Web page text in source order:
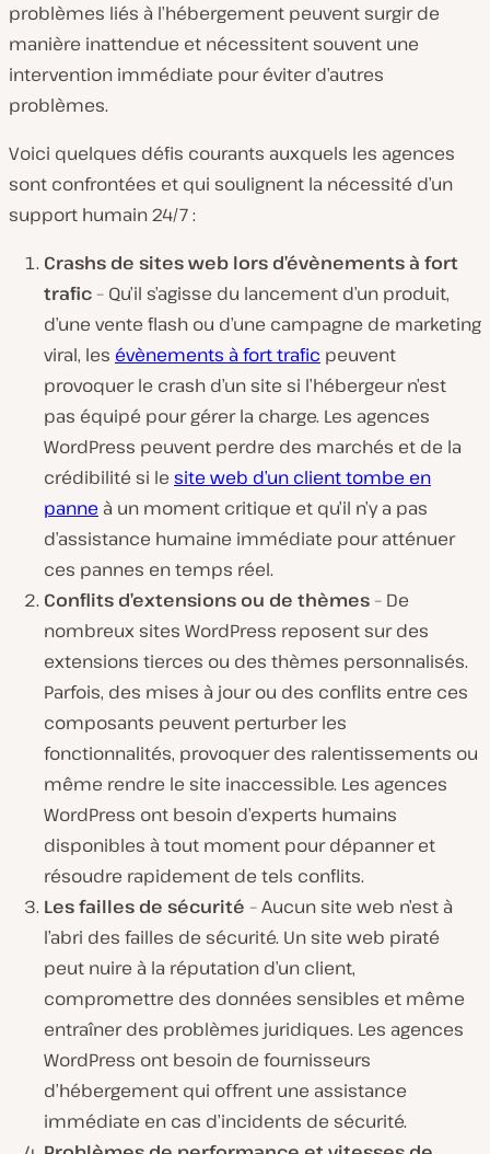
problèmes liés à l’hébergement peuvent surgir de
manière inattendue et nécessitent souvent une
intervention immédiate pour éviter d’autres
problèmes.
Voici quelques défis courants auxquels les agences
sont confrontées et qui soulignent la nécessité d’un
support humain 24/7 :
Crashs de sites web lors d’évènementsà fort
trafic– Qu’il s’agisse du lancement d’un produit,
d’une vente flash ou d’une campagne de marketing
viral, les évènements à fort trafic peuvent
provoquer le crash d’un site si l’hébergeur n’est
pas équipé pour gérer la charge. Les agences
WordPress peuvent perdre des marchés et de la
crédibilité si le site web d’un client tombe en
panne à un moment critique et qu’il n’y a pas
d’assistance humaine immédiate pour atténuer
ces pannes en temps réel.
Conflits d’extensions ou de thèmes– De
nombreux sites WordPress reposent sur des
extensions tierces ou des thèmes personnalisés.
Parfois, des mises à jour ou des conflits entre ces
composants peuvent perturber les
fonctionnalités, provoquer des ralentissements ou
même rendre le site inaccessible. Les agences
WordPress ont besoin d’experts humains
disponibles à tout moment pour dépanner et
résoudre rapidement de tels conflits.
Les failles de sécurité – Aucun site web n’est à
l’abri des failles de sécurité. Un site web piraté
peut nuire à la réputation d’un client,
compromettre des données sensibles et même
entraîner des problèmes juridiques. Les agences
WordPress ont besoin de fournisseurs
d’hébergement qui offrent une assistance
immédiate en cas d’incidents de sécurité.